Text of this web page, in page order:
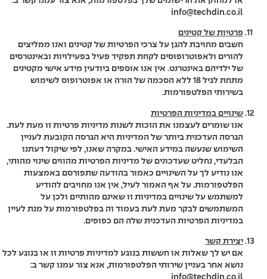
info@techdin.co.il
פרטיות של קטינים
חשבים מחויבת להגן על צרכי הפרטיות של קטינים ואנו ממליצים
להורים ולאפוטרופוסים לקחת תפקיד פעיל בפעילויות ובאינטרסים
של ילדיהם באינטרנט. אין אנו אוספים ביודעין מידע אישי מקטינים
מתחת לגיל 18 ללא הסכמה של הורה או אפוטרופוס לשימוש
בשירותי הפלטפורמות.
שינויים במדיניות הפרטיות
אנו שומרים לעצמנו את הזכות לשנות מדיניות פרטיות זו מעת לעת.
הגרסה העדכנית ביותר של המדיניות היא הגרסה הקובעת לעניין
השימוש שנעשה במידע האישי. במקרה שאנו, לפי שיקול דעתנו
הבלעדי, נחליט שעדכונים של מדיניות הפרטיות מהווים שינוי מהותי,
אנו נודיע לך על השינויים כאמור בהודעה שתפורסם באמצעות
הפלטפורמות. על אף האמור לעיל, אין אנו מחויבים להודיע
למשתמש על שינויים במדיניות זו שאינם מהותיים ולכן על
המשתמשים לבקר מעת לעת בעמוד זה בפלטפורמות על מנת לעיין
במדיניות הפרטיות העדכנית שלה הם כפופים.
יצירת קשר
אם יש לך שאלות או חששות בנוגע למדיניות פרטיות זו או בנוגע לכל
נושא אחר בעניין שירותי הפלטפורמות, אנא צור עמנו קשר ב:
info@techdin.co.il